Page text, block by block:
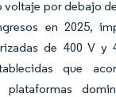
voltaje por debajo
en 2025,
de 400 V y
que
plataformas